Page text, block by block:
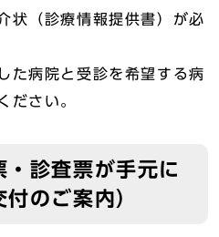
状（診療情報提供書）が必
た病院と受診を希望する病
ださい。
診査票が手元に
のご案内）